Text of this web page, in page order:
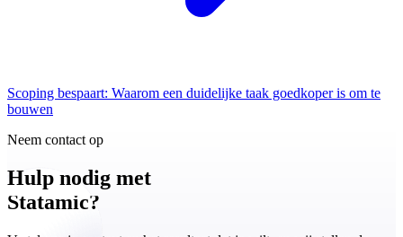
Scoping bespaart: Waarom een duidelijke taak goedkoper is om te
bouwen
Neem contact op
Hulp nodig met
Statamic?